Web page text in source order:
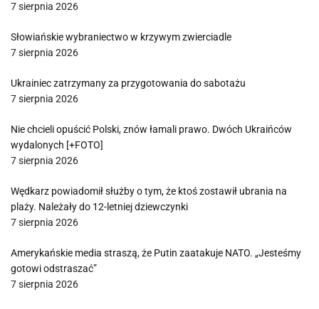
7 sierpnia 2026
Słowiańskie wybraniectwo w krzywym zwierciadle
7 sierpnia 2026
Ukrainiec zatrzymany za przygotowania do sabotażu
7 sierpnia 2026
Nie chcieli opuścić Polski, znów łamali prawo. Dwóch Ukraińców
wydalonych [+FOTO]
7 sierpnia 2026
Wędkarz powiadomił służby o tym, że ktoś zostawił ubrania na
plaży. Należały do 12-letniej dziewczynki
7 sierpnia 2026
Amerykańskie media straszą, że Putin zaatakuje NATO. „Jesteśmy
gotowi odstraszać”
7 sierpnia 2026